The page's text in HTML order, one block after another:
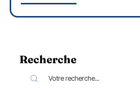
Recherche